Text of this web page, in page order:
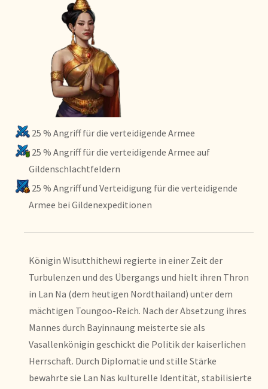
25 % Angriff für die verteidigende Armee
25 % Angriff für die verteidigende Armee auf
Gildenschlachtfeldern
25 % Angriff und Verteidigung für die verteidigende
Armee bei Gildenexpeditionen
Königin Wisutthithewi regierte in einer Zeit der
Turbulenzen und des Übergangs und hielt ihren Thron
in Lan Na (dem heutigen Nordthailand) unter dem
mächtigen Toungoo-Reich. Nach der Absetzung ihres
Mannes durch Bayinnaung meisterte sie als
Vasallenkönigin geschickt die Politik der kaiserlichen
Herrschaft. Durch Diplomatie und stille Stärke
bewahrte sie Lan Nas kulturelle Identität, stabilisierte